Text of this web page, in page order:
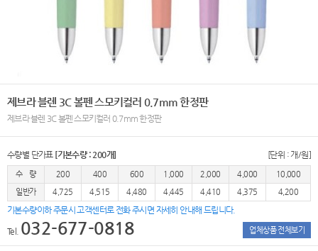
제브라 블렌 3C 볼펜 스모키컬러 0.7mm 한정판
제브라 블렌 3C 볼펜 스모키컬러 0.7mm 한정판
수량별 단가표 [기본수량 : 200개] [단위 : 개/원]
수 량 200 400 600 1,000 2,000 4,000
10,000
일반가
4,725 4,515 4,480 4,445 4,410 4,375 4,200
기본수량이하 주문시 고객센터로 전화 주시면 자세히 안내해 드립니다.
Tel. 032-677-0818 업체상품 전체보기